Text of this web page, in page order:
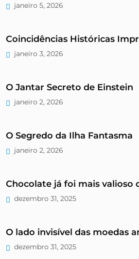
janeiro 5, 2026
Coincidências Históricas
janeiro 3, 2026
O Jantar Secreto de Einstein
janeiro 2, 2026
O Segredo da Ilha Fantasma
janeiro 2, 2026
Chocolate já foi mais valioso
dezembro 31, 2025
O lado invisível das moedas
dezembro 31, 2025